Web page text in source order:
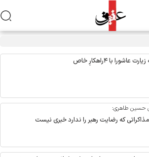
اربعین هیأت‌های دانشجویی در جوار محل شهادت
با ۴راهکارِ خاص
حسین طاهری:
که رضایت رهبر را ندارد خبری نیست